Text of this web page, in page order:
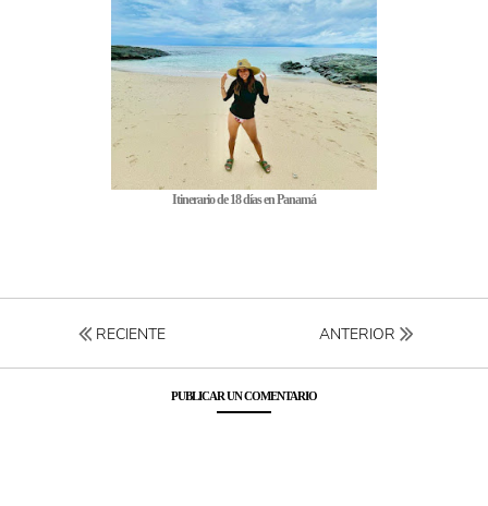
Itinerario de 18 días en Panamá
RECIENTE ANTERIOR
PUBLICAR UN COMENTARIO